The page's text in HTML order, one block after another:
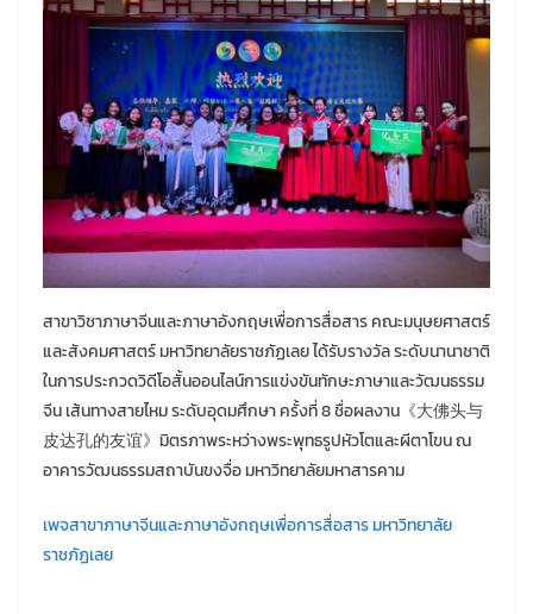
สาขาวิชาภาษาจีนและภาษาอังกฤษเพื่อการสื่อสาร คณะมนุษยศาสตร์
และสังคมศาสตร์ มหาวิทยาลัยราชภัฏเลย ได้รับรางวัล ระดับนานาชาติ
ในการประกวดวิดีโอสั้นออนไลน์การแข่งขันทักษะภาษาและวัฒนธรรม
จีน เส้นทางสายไหม ระดับอุดมศึกษา ครั้งที่ 8 ชื่อผลงาน《大佛头与
皮达孔的友谊》มิตรภาพระหว่างพระพุทธรูปหัวโตและผีตาโขน ณ
อาคารวัฒนธรรมสถาบันขงจื่อ มหาวิทยาลัยมหาสารคาม
เพจสาขาภาษาจีนและภาษาอังกฤษเพื่อการสื่อสาร มหาวิทยาลัย
ราชภัฏเลย